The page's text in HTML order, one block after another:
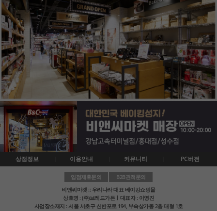
상점정보 이용안내 커뮤니티 PC버전
입점제휴문의
B2B견적문의
비앤씨마켓 :: 우리나라 대표 베이킹쇼핑몰
상호명 : (주)브레드가든ㅣ대표자 : 이영진
사업장소재지 : 서울 서초구 신반포로 194, 부속상가동 2층 대형 1호